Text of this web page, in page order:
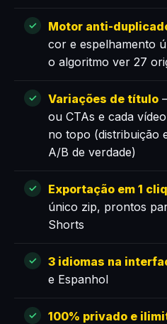
Motor anti-
cor e espelhamento
o algoritmo ver 27
Variações de título
ou CTAs e cada
no topo (distribuição
A/B de verdade)
Exportação em 1
único zip, prontos
Shorts
3 idiomas na
e Espanhol
100% privado e